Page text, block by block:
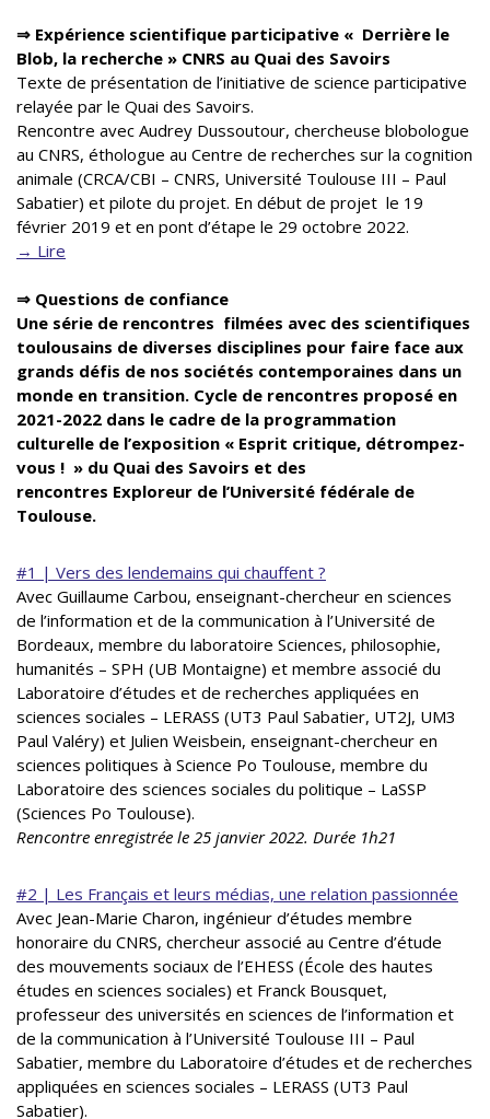
⇒ Expérience scientifique participative « Derrière le
Blob, la recherche » CNRS au Quai des Savoirs
Texte de présentation de l’initiative de science participative
relayée par le Quai des Savoirs.
Rencontre avec Audrey Dussoutour, chercheuse blobologue
au CNRS, éthologue au Centre de recherches sur la cognition
animale (CRCA/CBI – CNRS, Université Toulouse III – Paul
Sabatier) et pilote du projet. En début de projet le 19
février 2019 et en pont d’étape le 29 octobre 2022.
→ Lire
⇒ Questions de confiance
Une série de rencontres filmées avec des scientifiques
toulousains de diverses disciplines pour faire face aux
grands défis de nos sociétés contemporaines dans un
monde en transition. Cycle de rencontres proposé en
2021-2022 dans le cadre de la programmation
culturelle de l’exposition « Esprit critique, détrompez-
vous ! » du Quai des Savoirs et des
rencontres Exploreur de l’Université fédérale de
Toulouse.
#1 | Vers des lendemains qui chauffent ?
Avec Guillaume Carbou, enseignant-chercheur en sciences
de l’information et de la communication à l’Université de
Bordeaux, membre du laboratoire Sciences, philosophie,
humanités – SPH (UB Montaigne) et membre associé du
Laboratoire d’études et de recherches appliquées en
sciences sociales – LERASS (UT3 Paul Sabatier, UT2J, UM3
Paul Valéry) et Julien Weisbein, enseignant-chercheur en
sciences politiques à Science Po Toulouse, membre du
Laboratoire des sciences sociales du politique – LaSSP
(Sciences Po Toulouse).
Rencontre enregistrée le 25 janvier 2022. Durée 1h21
#2 | Les Français et leurs médias, une relation passionnée
Avec Jean-Marie Charon, ingénieur d’études membre
honoraire du CNRS, chercheur associé au Centre d’étude
des mouvements sociaux de l’EHESS (École des hautes
études en sciences sociales) et Franck Bousquet,
professeur des universités en sciences de l’information et
de la communication à l’Université Toulouse III – Paul
Sabatier, membre du Laboratoire d’études et de recherches
appliquées en sciences sociales – LERASS (UT3 Paul
Sabatier).